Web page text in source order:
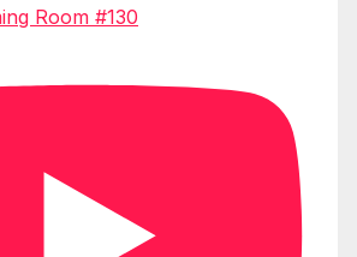
Room #130